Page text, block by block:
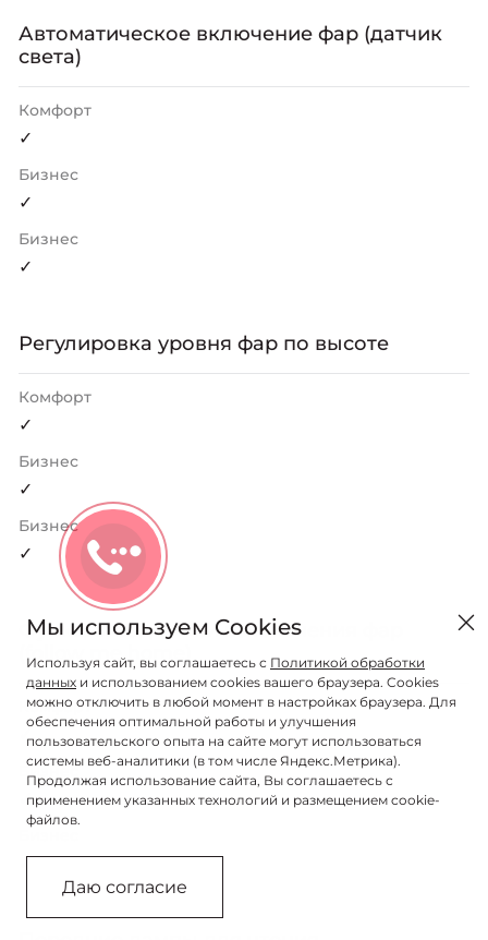
Автоматическое включение фар (датчик
света)
Комфорт
✓
Бизнес
✓
Бизнес
✓
Регулировка уровня фар по высоте
Комфорт
✓
Бизнес
✓
Бизнес
✓
Функция задержки выключения фар
(follow me home)
Комфорт
✓
Бизнес
✓
✓
Мы используем Cookies
Используя сайт, вы соглашаетесь с Политикой обработки
данных и использованием cookies вашего браузера. Cookies
можно отключить в любой момент в настройках браузера. Для
обеспечения оптимальной работы и улучшения
пользовательского опыта на сайте могут использоваться
системы веб-аналитики (в том числе Яндекс.Метрика).
Продолжая использование сайта, Вы соглашаетесь с
применением указанных технологий и размещением cookie-
файлов.
Даю согласие